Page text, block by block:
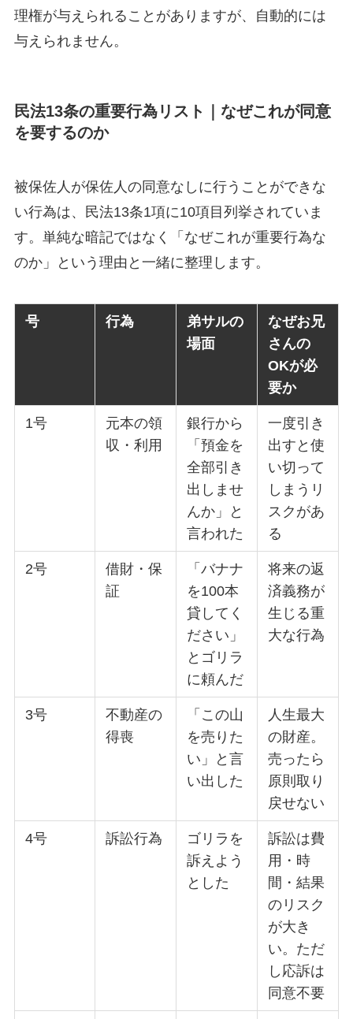
理権が与えられることがありますが、自動的には
与えられません。
民法13条の重要行為リスト｜なぜこれが同意
を要するのか
被保佐人が保佐人の同意なしに行うことができな
い行為は、民法13条1項に10項目列挙されていま
す。単純な暗記ではなく「なぜこれが重要行為な
のか」という理由と一緒に整理します。
号 行為
弟サルの
場面
なぜお兄
さんの
OKが必
要か
1号
元本の領
収・利用
銀行から
「預金を
全部引き
出しませ
んか」と
言われた
一度引き
出すと使
い切って
しまうリ
スクがあ
る
2号
借財・保
証
「バナナ
を100本
貸してく
ださい」
とゴリラ
に頼んだ
将来の返
済義務が
生じる重
大な行為
3号
不動産の
得喪
「この山
を売りた
い」と言
い出した
人生最大
の財産。
売ったら
原則取り
戻せない
4号 訴訟行為
ゴリラを
訴えよう
とした
訴訟は費
用・時
間・結果
のリスク
が大き
い。ただ
し応訴は
同意不要